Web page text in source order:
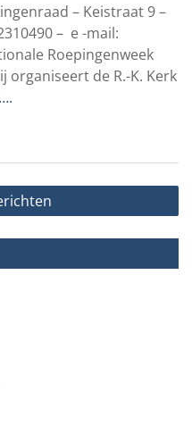
– Keistraat 9 –
– e -mail:
Roepingenweek
organiseert de R.-K. Kerk